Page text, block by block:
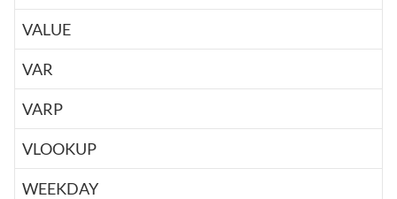
VALUE
VAR
VARP
VLOOKUP
WEEKDAY